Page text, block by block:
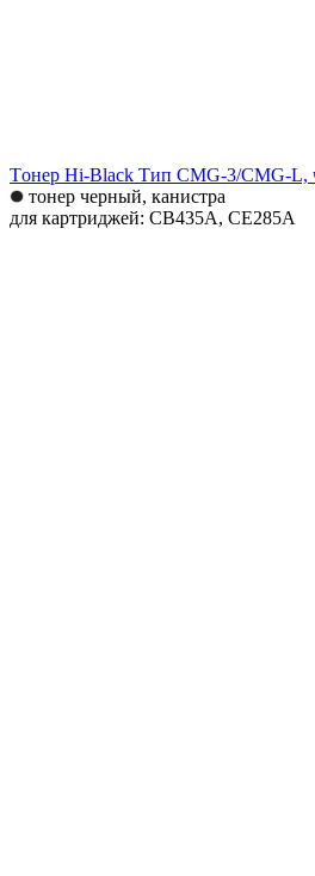
Tонер Hi-Black Тип CMG-3/CMG-L,
тонер черный, канистра
для картриджей: CB435A, CE285A